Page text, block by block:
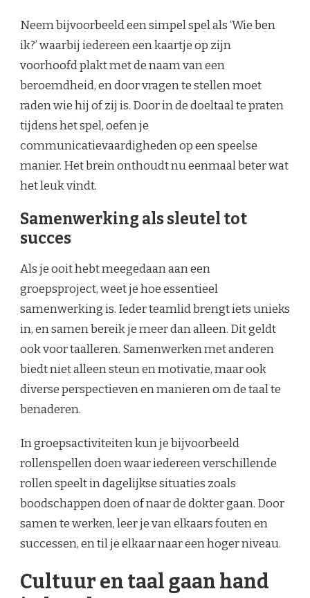
Neem bijvoorbeeld een simpel spel als ‘Wie ben
ik?’ waarbij iedereen een kaartje op zijn
voorhoofd plakt met de naam van een
beroemdheid, en door vragen te stellen moet
raden wie hij of zij is. Door in de doeltaal te praten
tijdens het spel, oefen je
communicatievaardigheden op een speelse
manier. Het brein onthoudt nu eenmaal beter wat
het leuk vindt.
Samenwerking als sleutel tot
succes
Als je ooit hebt meegedaan aan een
groepsproject, weet je hoe essentieel
samenwerking is. Ieder teamlid brengt iets unieks
in, en samen bereik je meer dan alleen. Dit geldt
ook voor taalleren. Samenwerken met anderen
biedt niet alleen steun en motivatie, maar ook
diverse perspectieven en manieren om de taal te
benaderen.
In groepsactiviteiten kun je bijvoorbeeld
rollenspellen doen waar iedereen verschillende
rollen speelt in dagelijkse situaties zoals
boodschappen doen of naar de dokter gaan. Door
samen te werken, leer je van elkaars fouten en
successen, en til je elkaar naar een hoger niveau.
Cultuur en taal gaan hand